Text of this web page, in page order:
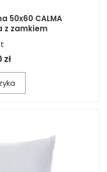
50x60 CALMA
z zamkiem